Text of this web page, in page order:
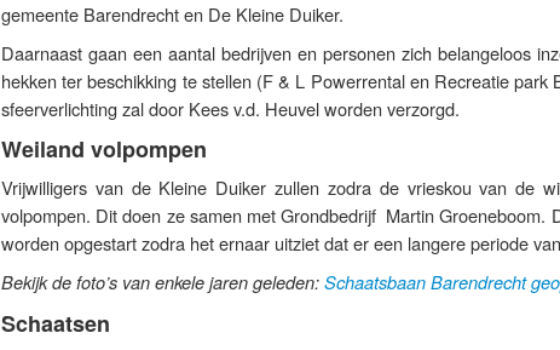
gemeente Barendrecht en De Kleine Duiker.
Daarnaast gaan een aantal bedrijven en personen zich belangeloos
hekken ter beschikking te stellen (F & L Powerrental en Recreatie park
sfeerverlichting zal door Kees v.d. Heuvel worden verzorgd.
Weiland volpompen
Vrijwilligers van de Kleine Duiker zullen zodra de vrieskou van de
volpompen. Dit doen ze samen met Grondbedrijf Martin Groeneboom.
worden opgestart zodra het ernaar uitziet dat er een langere periode
Bekijk de foto’s van enkele jaren geleden: Schaatsbaan Barendrecht
Schaatsen